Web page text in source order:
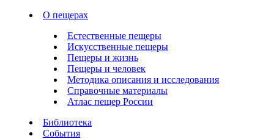
О пещерах
Естественные пещеры
Искусственные пещеры
Пещеры и жизнь
Пещеры и человек
Методика описания и исследования
Справочные материалы
Атлас пещер России
Библиотека
События